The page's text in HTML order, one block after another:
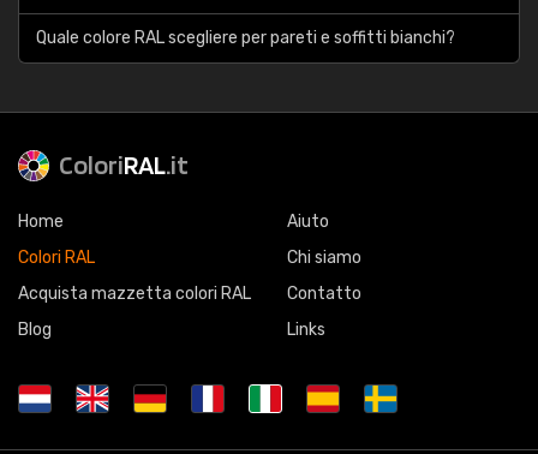
Quale colore RAL scegliere per pareti e soffitti bianchi?
ColoriRAL.it
Home
Colori RAL
Acquista mazzetta colori RAL
Blog
Aiuto
Chi siamo
Contatto
Links